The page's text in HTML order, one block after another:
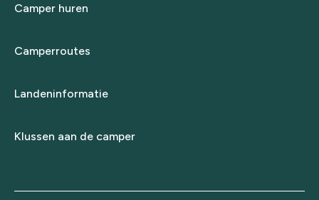
Camper huren
Camperroutes
Landeninformatie
Klussen aan de camper